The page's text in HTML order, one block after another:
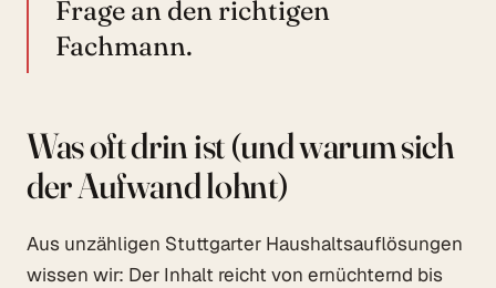
Frage an den richtigen
Fachmann.
Was oft drin ist (und warum sich
der Aufwand lohnt)
Aus unzähligen Stuttgarter Haushaltsauflösungen
wissen wir: Der Inhalt reicht von ernüchternd bis